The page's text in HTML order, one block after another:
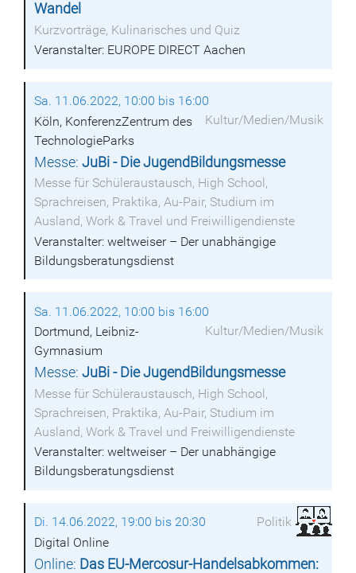
Wandel
Kurzvorträge, Kulinarisches und Quiz
Veranstalter: EUROPE DIRECT Aachen
Sa. 11.06.2022, 10:00 bis 16:00
Kultur/Medien/Musik
Köln, KonferenzZentrum des
TechnologieParks
Messe:JuBi - Die JugendBildungsmesse
Messe für Schüleraustausch, High School,
Sprachreisen, Praktika, Au-Pair, Studium im
Ausland, Work & Travel und Freiwilligendienste
Veranstalter: weltweiser – Der unabhängige
Bildungsberatungsdienst
Sa. 11.06.2022, 10:00 bis 16:00
Kultur/Medien/Musik
Dortmund, Leibniz-
Gymnasium
Messe:JuBi - Die JugendBildungsmesse
Messe für Schüleraustausch, High School,
Sprachreisen, Praktika, Au-Pair, Studium im
Ausland, Work & Travel und Freiwilligendienste
Veranstalter: weltweiser – Der unabhängige
Bildungsberatungsdienst
Di. 14.06.2022, 19:00 bis 20:30
Politik
Digital Online
Online: Das EU-Mercosur-Handelsabkommen: